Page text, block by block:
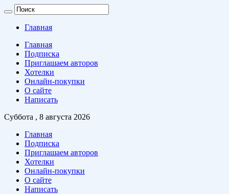
Главная
Главная
Подписка
Приглашаем авторов
Хотелки
Онлайн-покупки
О сайте
Написать
Суббота , 8 августа 2026
Главная
Подписка
Приглашаем авторов
Хотелки
Онлайн-покупки
О сайте
Написать